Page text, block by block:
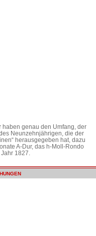
haben genau den Umfang, der
Neunzehnjährigen, die der
herausgegeben hat, dazu
A-Dur, das h-Moll-Rondo
1827.